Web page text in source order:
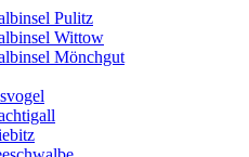
Pulitz
Wittow
Mönchgut